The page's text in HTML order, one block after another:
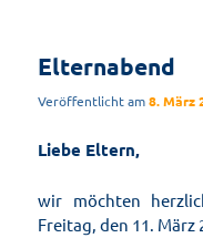
Elternabend
Veröffentlicht am8. März
Liebe Eltern,
wir möchten
Freitag, den 11. März